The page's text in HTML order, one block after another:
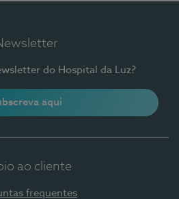
do Hospital da Luz?
aqui
ao cliente
frequentes